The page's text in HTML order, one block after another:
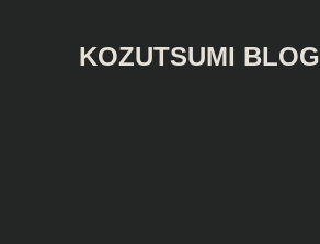
KOZUTSUMI BLOG